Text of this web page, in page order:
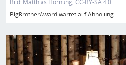
Bild: Matthias Hornung CC-BY-SA 4.0
BigBrotherAward wartet auf Abholung
Bild